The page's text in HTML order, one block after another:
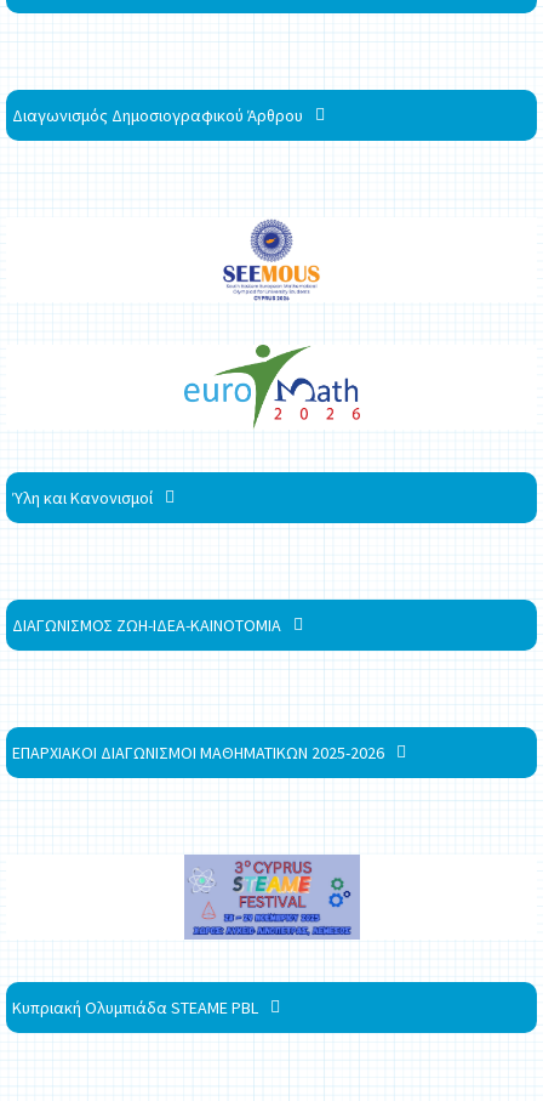
Διαγωνισμός Δημοσιογραφικού Άρθρου
Ύλη και Κανονισμοί
ΔΙΑΓΩΝΙΣΜΟΣ ΖΩΗ-ΙΔΕΑ-ΚΑΙΝΟΤΟΜΙΑ
ΕΠΑΡΧΙΑΚΟΙ ΔΙΑΓΩΝΙΣΜΟΙ ΜΑΘΗΜΑΤΙΚΩΝ 2025-2026
Κυπριακή Ολυμπιάδα STEAME PBL